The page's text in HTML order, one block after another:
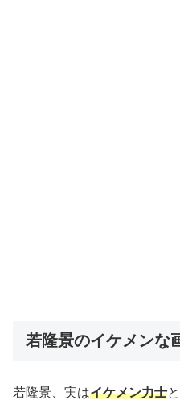
若隆景のイケメンな
若隆景、実はイケメン力士